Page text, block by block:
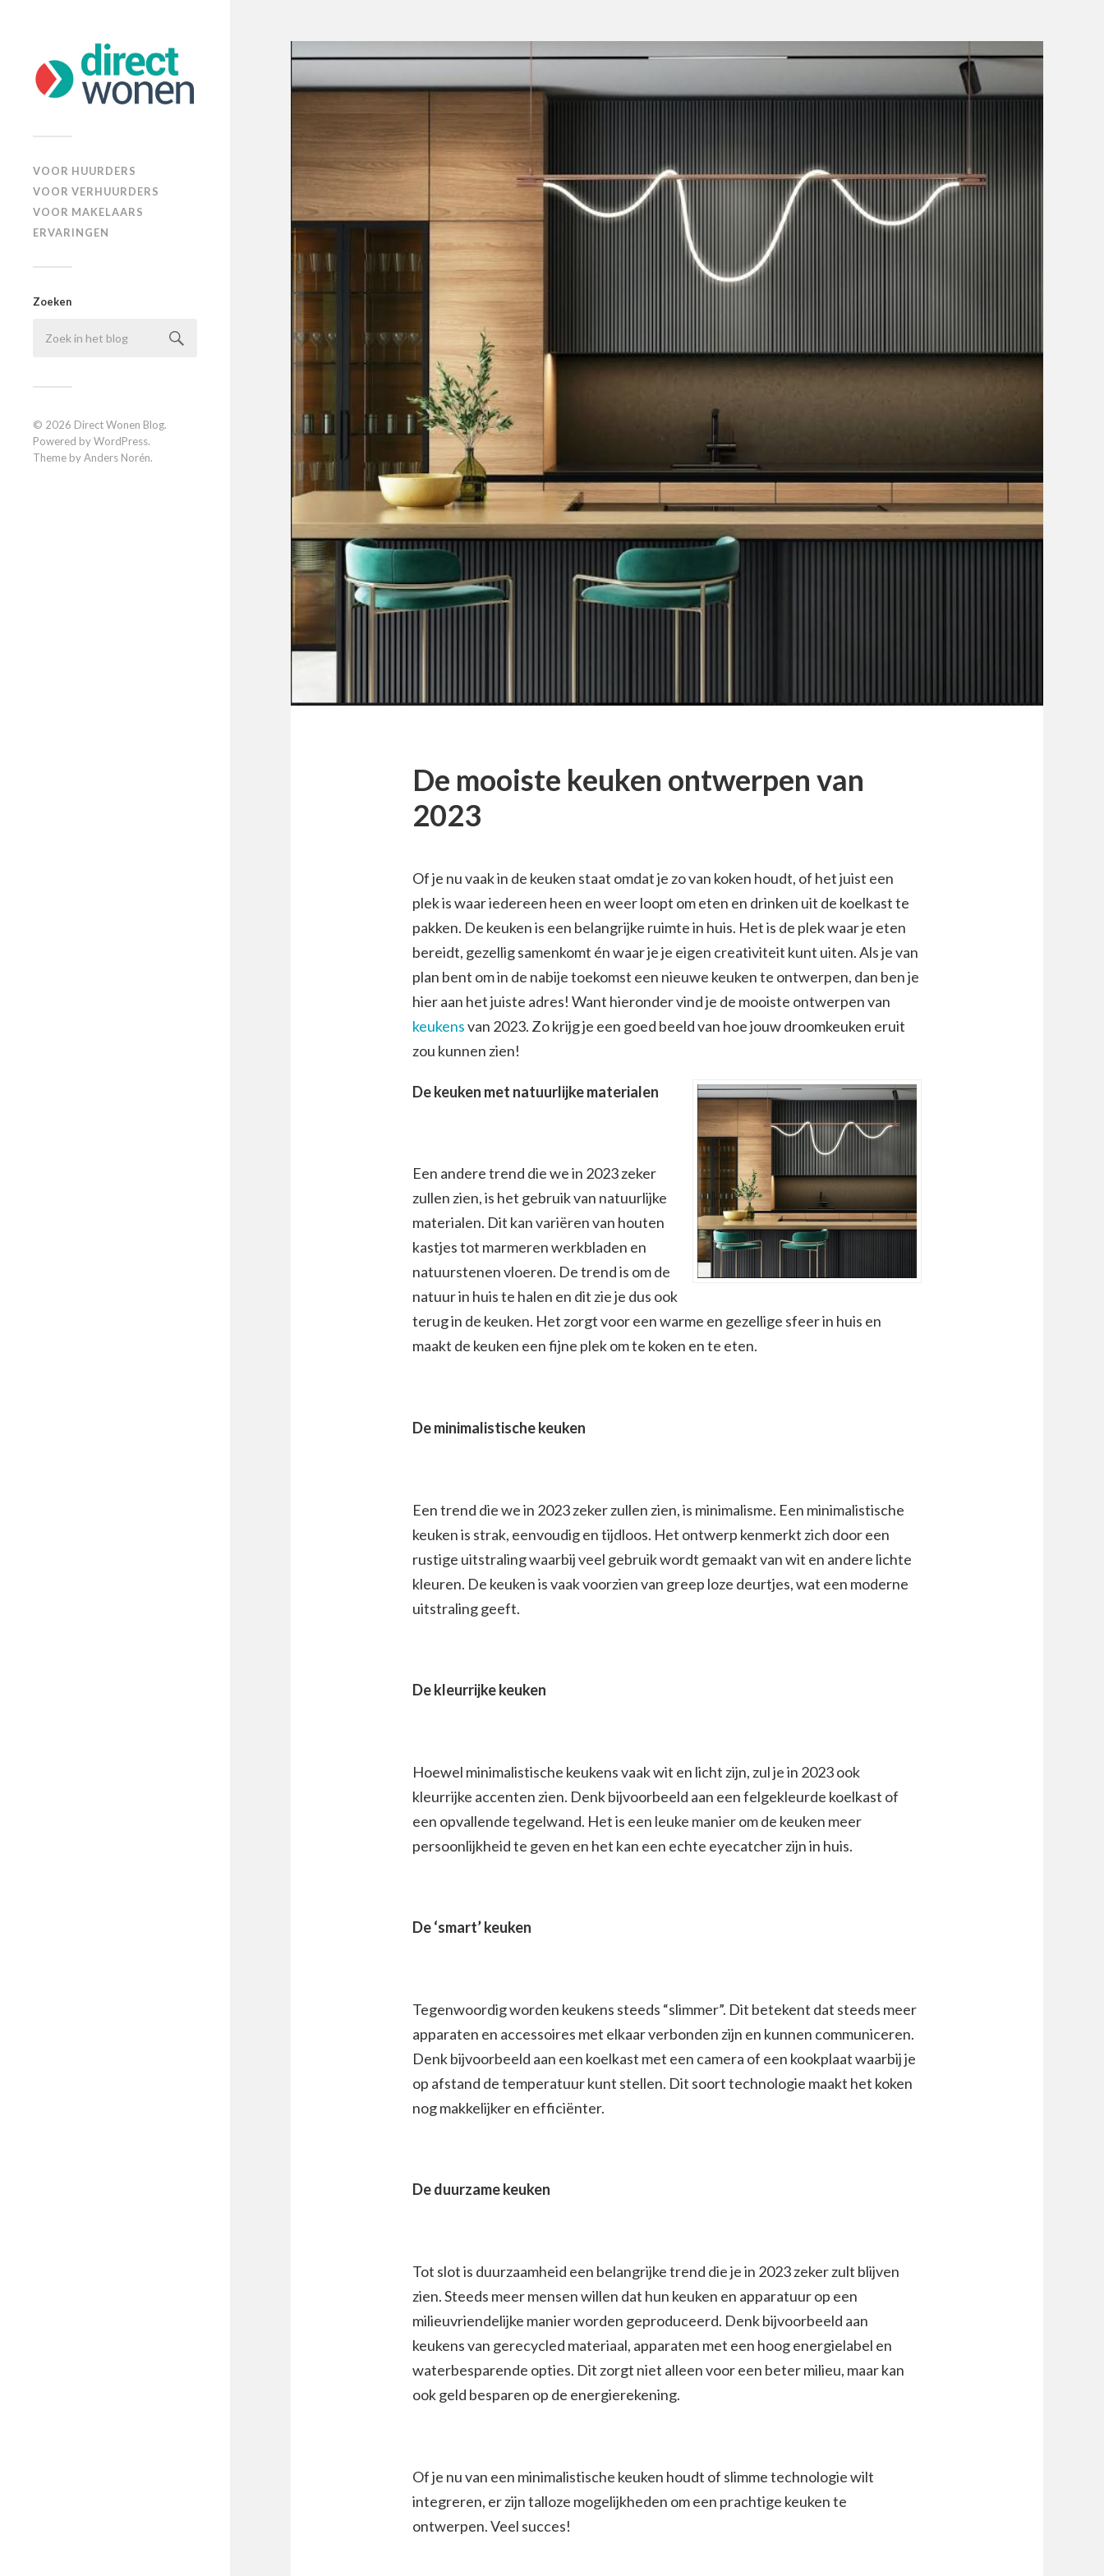
VOOR HUURDERS
VOOR VERHUURDERS
VOOR MAKELAARS
ERVARINGEN
Zoeken
© 2026 Direct Wonen Blog.
Powered byWordPress.
Theme byAnders Norén.
De mooiste keuken ontwerpen van
2023
Of je nu vaak in de keuken staat omdat je zo van koken houdt, of het juist een
plek is waar iedereen heen en weer loopt om eten en drinken uit de koelkast te
pakken. De keuken is een belangrijke ruimte in huis. Het is de plek waar je eten
bereidt, gezellig samenkomt én waar je je eigen creativiteit kunt uiten. Als je van
plan bent om in de nabije toekomst een nieuwe keuken te ontwerpen, dan ben je
hier aan het juiste adres! Want hieronder vind je de mooiste ontwerpen van
keukensvan 2023. Zo krijg je een goed beeld van hoe jouw droomkeuken eruit
zou kunnen zien!
De keuken met natuurlijke materialen
Een andere trend die we in 2023 zeker
zullen zien, is het gebruik van natuurlijke
materialen. Dit kan variëren van houten
kastjes tot marmeren werkbladen en
natuurstenen vloeren. De trend is om de
natuur in huis te halen en dit zie je dus ook
terug in de keuken. Het zorgt voor een warme en gezellige sfeer in huis en
maakt de keuken een fijne plek om te koken en te eten.
De minimalistische keuken
Een trend die we in 2023 zeker zullen zien, is minimalisme. Een minimalistische
keuken is strak, eenvoudig en tijdloos. Het ontwerp kenmerkt zich door een
rustige uitstraling waarbij veel gebruik wordt gemaakt van wit en andere lichte
kleuren. De keuken is vaak voorzien van greep loze deurtjes, wat een moderne
uitstraling geeft.
De kleurrijke keuken
Hoewel minimalistische keukens vaak wit en licht zijn, zul je in 2023 ook
kleurrijke accenten zien. Denk bijvoorbeeld aan een felgekleurde koelkast of
een opvallende tegelwand. Het is een leuke manier om de keuken meer
persoonlijkheid te geven en het kan een echte eyecatcher zijn in huis.
De ‘smart’ keuken
Tegenwoordig worden keukens steeds “slimmer”. Dit betekent dat steeds meer
apparaten en accessoires met elkaar verbonden zijn en kunnen communiceren.
Denk bijvoorbeeld aan een koelkast met een camera of een kookplaat waarbij je
op afstand de temperatuur kunt stellen. Dit soort technologie maakt het koken
nog makkelijker en efficiënter.
De duurzame keuken
Tot slot is duurzaamheid een belangrijke trend die je in 2023 zeker zult blijven
zien. Steeds meer mensen willen dat hun keuken en apparatuur op een
milieuvriendelijke manier worden geproduceerd. Denk bijvoorbeeld aan
keukens van gerecycled materiaal, apparaten met een hoog energielabel en
waterbesparende opties. Dit zorgt niet alleen voor een beter milieu, maar kan
ook geld besparen op de energierekening.
Of je nu van een minimalistische keuken houdt of slimme technologie wilt
integreren, er zijn talloze mogelijkheden om een prachtige keuken te
ontwerpen. Veel succes!